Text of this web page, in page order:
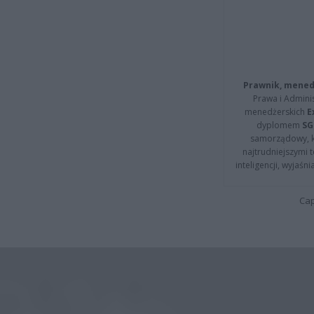
Prawnik,
Prawa i
menedżerskich
dyplomem
samorządowy,
najtrudniejszymi
inteligencji,